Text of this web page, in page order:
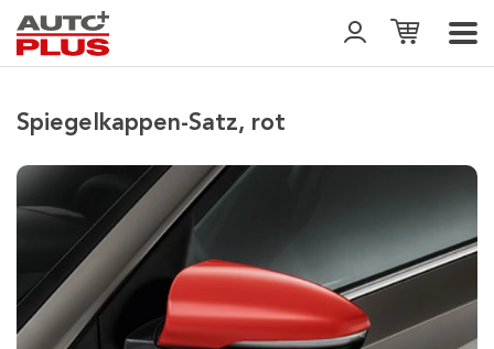
Spiegelkappen-Satz, rot